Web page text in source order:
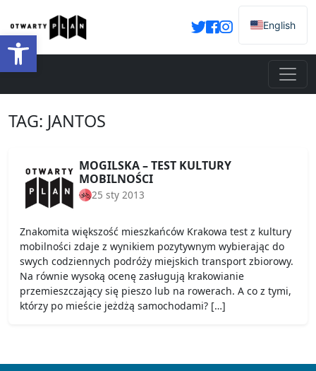
Otwórz pasek narzędzi
English
TAG: JANTOS
MOGILSKA – TEST KULTURY
MOBILNOŚCI
25 sty 2013
Znakomita większość mieszkańców Krakowa test z kultury
mobilności zdaje z wynikiem pozytywnym wybierając do
swych codziennych podróży miejskich transport zbiorowy.
Na równie wysoką ocenę zasługują krakowianie
przemieszczający się pieszo lub na rowerach. A co z tymi,
którzy po mieście jeżdżą samochodami? […]